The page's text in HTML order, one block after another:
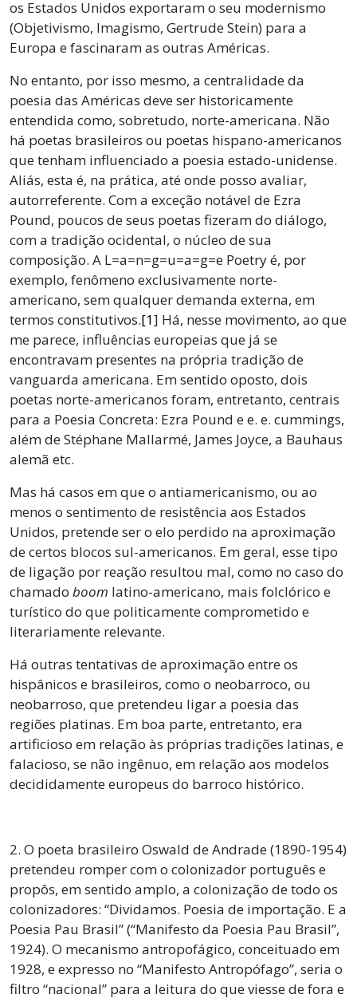
os Estados Unidos exportaram o seu modernismo
(Objetivismo, Imagismo, Gertrude Stein) para a
Europa e fascinaram as outras Américas.
No entanto, por isso mesmo, a centralidade da
poesia das Américas deve ser historicamente
entendida como, sobretudo, norte-americana. Não
há poetas brasileiros ou poetas hispano-americanos
que tenham influenciado a poesia estado-unidense.
Aliás, esta é, na prática, até onde posso avaliar,
autorreferente. Com a exceção notável de Ezra
Pound, poucos de seus poetas fizeram do diálogo,
com a tradição ocidental, o núcleo de sua
composição. A L=a=n=g=u=a=g=e Poetry é, por
exemplo, fenômeno exclusivamente norte-
americano, sem qualquer demanda externa, em
termos constitutivos.[1] Há, nesse movimento, ao que
me parece, influências europeias que já se
encontravam presentes na própria tradição de
vanguarda americana. Em sentido oposto, dois
poetas norte-americanos foram, entretanto, centrais
para a Poesia Concreta: Ezra Pound e e. e. cummings,
além de Stéphane Mallarmé, James Joyce, a Bauhaus
alemã etc.
Mas há casos em que o antiamericanismo, ou ao
menos o sentimento de resistência aos Estados
Unidos, pretende ser o elo perdido na aproximação
de certos blocos sul-americanos. Em geral, esse tipo
de ligação por reação resultou mal, como no caso do
chamado boom latino-americano, mais folclórico e
turístico do que politicamente comprometido e
literariamente relevante.
Há outras tentativas de aproximação entre os
hispânicos e brasileiros, como o neobarroco, ou
neobarroso, que pretendeu ligar a poesia das
regiões platinas. Em boa parte, entretanto, era
artificioso em relação às próprias tradições latinas, e
falacioso, se não ingênuo, em relação aos modelos
decididamente europeus do barroco histórico.
2. O poeta brasileiro Oswald de Andrade (1890-1954)
pretendeu romper com o colonizador português e
propôs, em sentido amplo, a colonização de todo os
colonizadores: “Dividamos. Poesia de importação. E a
Poesia Pau Brasil” (“Manifesto da Poesia Pau Brasil”,
1924). O mecanismo antropofágico, conceituado em
1928, e expresso no “Manifesto Antropófago”, seria o
filtro “nacional” para a leitura do que viesse de fora e